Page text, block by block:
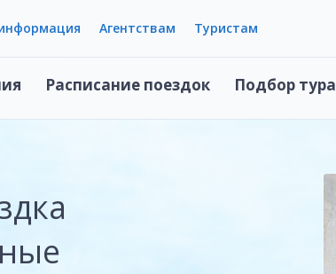
Агентствам Туристам
Расписание поездок Подбор тура